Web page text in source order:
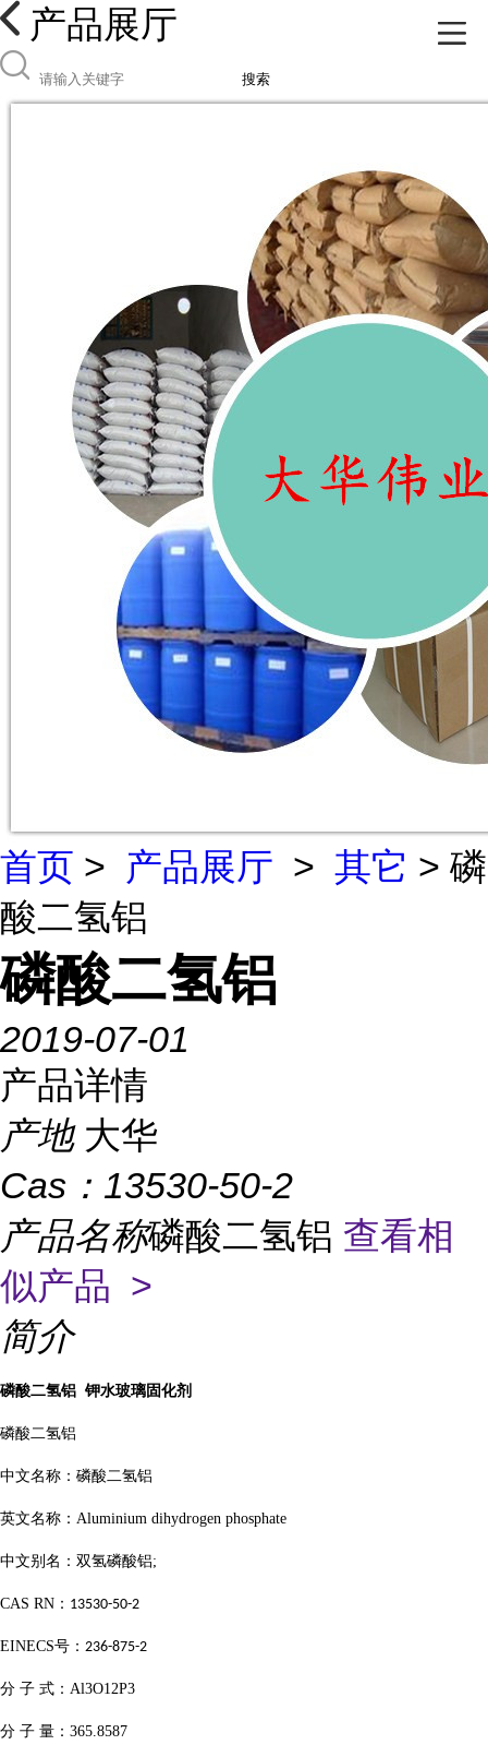
产品展厅
搜索
首页 > 产品展厅 > 其它 > 磷
酸二氢铝
磷酸二氢铝
2019-07-01
产品详情
产地 大华
Cas： 13530-50-2
产品名称磷酸二氢铝 查看相
似产品 >
简介
磷酸二氢铝 钾水玻璃固化剂
磷酸二氢铝
中文名称：磷酸二氢铝
英文名称： Aluminium dihydrogen phosphate
中文别名：双氢磷酸铝;
CAS RN ： 13530-50-2
EINECS号： 236-875-2
分 子 式： Al3O12P3
分 子 量： 365.8587